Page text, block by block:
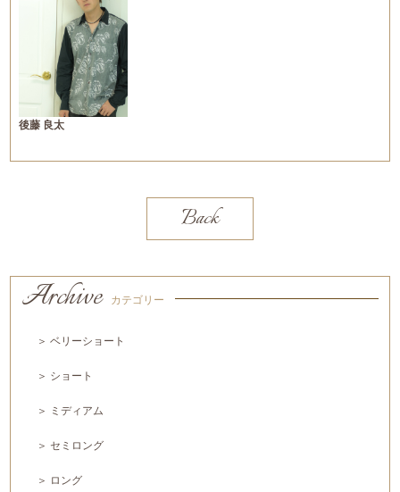
後藤 良太
Back
Archive カテゴリー
＞ ベリーショート
＞ ショート
＞ ミディアム
＞ セミロング
＞ ロング